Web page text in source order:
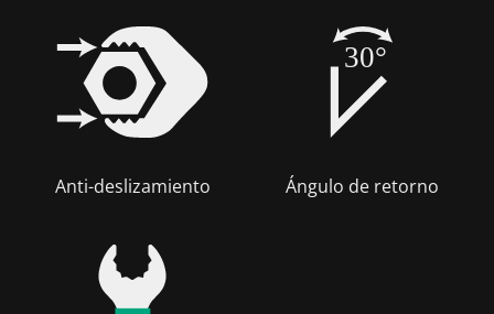
Anti-deslizamiento
30°
Ángulo de retorno